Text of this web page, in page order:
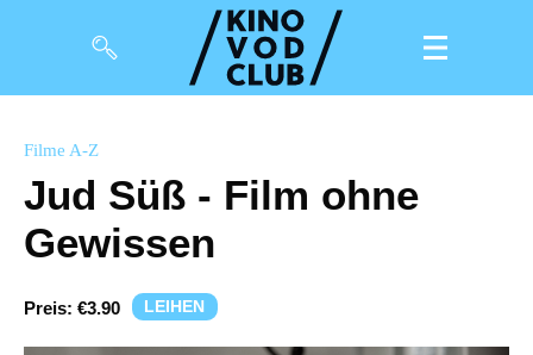
Magazin
Kuratierungen
Events
Filme A-Z
Jud Süß - Film ohne
Gewissen
Preis: €3.90 LEIHEN